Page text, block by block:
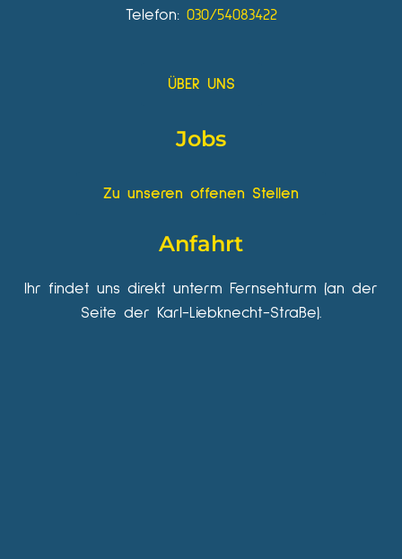
Telefon: 030/54083422
ÜBER UNS
Jobs
Zu unseren offenen Stellen
Anfahrt
Ihr findet uns direkt unterm Fernsehturm (an der
Seite der Karl-Liebknecht-Straße).